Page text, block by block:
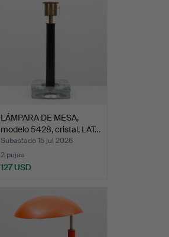
LÁMPARA DE MESA,
modelo 5428, cristal, LAT…
Subastado 15 jul 2026
2 pujas
127 USD